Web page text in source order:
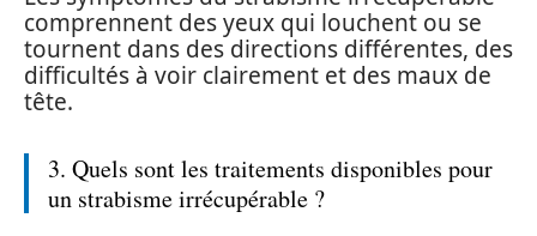
comprennent des yeux qui louchent ou se
tournent dans des directions différentes, des
difficultés à voir clairement et des maux de
tête.
3. Quels sont les traitements disponibles pour
un strabisme irrécupérable ?